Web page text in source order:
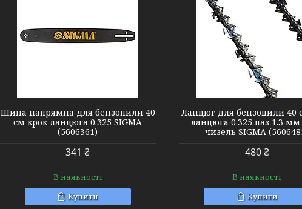
Шина напрямна для бензопили 40
см крок ланцюга 0.325 SIGMA
(5606361)
341 ₴
В наявності
Купити
Ланцюг для бензопили 40
ланцюга 0.325 паз 1.3 мм
чизель SIGMA
480 ₴
В наявності
Купити
5606371